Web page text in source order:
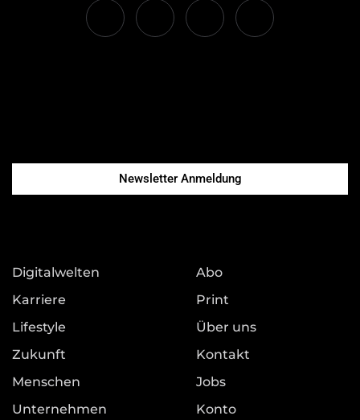
Newsletter Anmeldung
Digitalwelten
Karriere
Lifestyle
Zukunft
Menschen
Unternehmen
Abo
Print
Über uns
Kontakt
Jobs
Konto